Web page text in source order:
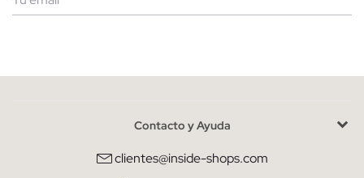
He leído y entiendo lapolítica de privacidad
Contacto y Ayuda
clientes@inside-shops.com